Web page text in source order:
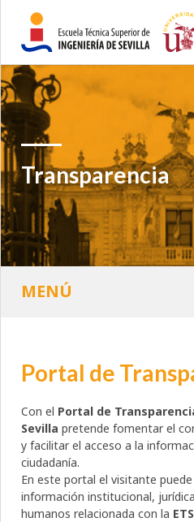
Transparencia
Portal de
Con el Portal de
Sevilla pretende fomentar el
y facilitar el acceso a la
ciudadanía.
En este portal el visitante
información institucional,
humanos relacionada con la